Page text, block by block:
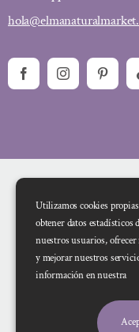
Financiado por la Unión
autores y no reflejan
Europea. Ni la Unión
Utilizamos cookies
obtener datos estadísticos
nuestros usuarios,
y mejorar nuestros
información en nuestra